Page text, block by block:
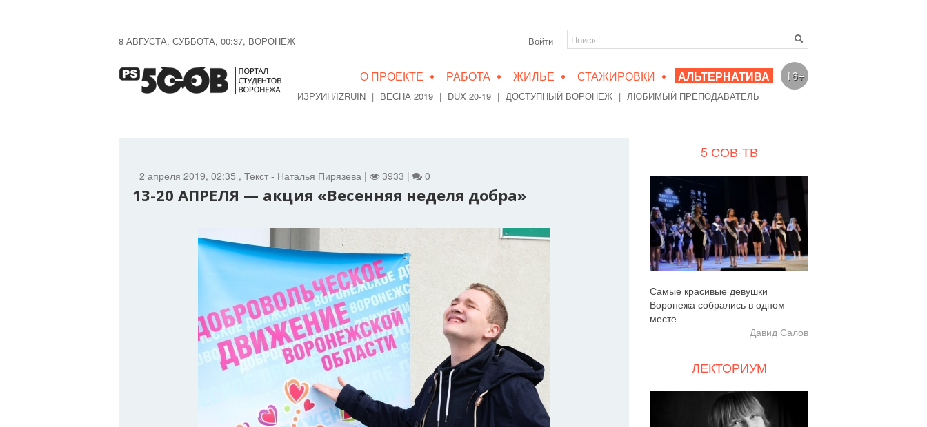
8 АВГУСТА, СУББОТА, 00:37, ВОРОНЕЖ Войти
О ПРОЕКТЕ • РАБОТА • ЖИЛЬЕ • СТАЖИРОВКИ • АЛЬТЕРНАТИВА
ИЗРУИН/IZRUIN | ВЕСНА 2019 | DUX 20-19 | ДОСТУПНЫЙ ВОРОНЕЖ | ЛЮБИМЫЙ ПРЕПОДАВАТЕЛЬ
16+
2 апреля 2019, 02:35 , Текст - Наталья Пирязева | 3933 | 0
13-20 АПРЕЛЯ — акция «Весенняя неделя добра»
5 СОВ-ТВ
Самые красивые девушки
Воронежа собрались в одном
месте
Давид Салов
ЛЕКТОРИУМ